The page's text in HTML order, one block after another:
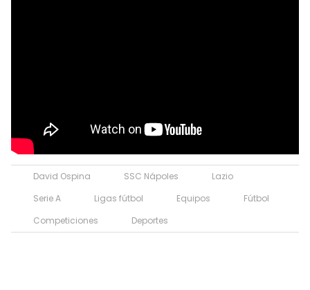
David Ospina SSC Nápoles
Lazio
Serie A
Ligas fútbol Equipos
Fútbol
Competiciones
Deportes